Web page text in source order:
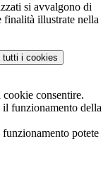
si avvalgono di
finalità illustrate nella
tutti i cookies
cookie consentire.
il funzionamento della
potete